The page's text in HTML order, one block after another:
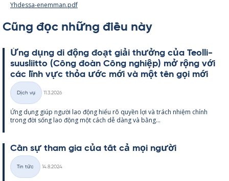
Yhdessa-enemman.pdf
Cũng đọc những điều này
Ứng dụng di động đoạt giải thưởng của Teol­li­
suus­liitto (Công đoàn Công ng­hiệp) mở rộng với
các lĩnh vực thỏa ước mới và một tên gọi mới
Thể
loại
Dịch vụ
11.3.2026
Ứng dụng giúp người lao động hiểu rõ qu­yền lợi và trách nhiệm chính
trong đời sống lao động một cách dễ dàng và bằng...
Cần sự tham gia của tất cả mọi người
Thể
Tin tức
14.8.2024